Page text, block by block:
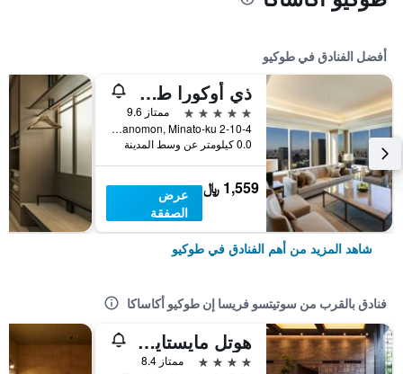
أفضل الفنادق في طوكيو
ذي أوكورا طوكيو
5 نجوم
ممتاز 9.6
2-10-4 Toranomon, Minato-ku, طوكيو, اليابان
0.0 كيلومتر عن وسط المدينة
1,559 ﷼
عرض
الصفقة
شاهد المزيد من أهم الفنادق في طوكيو
فنادق بالقرب من سوتيتسو فريسا إن طوكيو أكاساكا
هوتل مايستايز بريميير آكاساكا
4 نجوم
ممتاز 8.4